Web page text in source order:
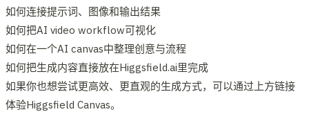
如何连接提示词、图像和输出结果
如何把AI video workflow可视化
如何在一个AI canvas中整理创意与流程
如何把生成内容直接放在Higgsfield.ai里完成
如果你也想尝试更高效、更直观的生成方式，可以通过上方链接
体验Higgsfield Canvas。